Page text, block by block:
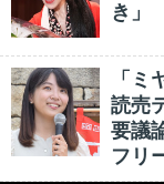
き」
「
読売
要議
フリ